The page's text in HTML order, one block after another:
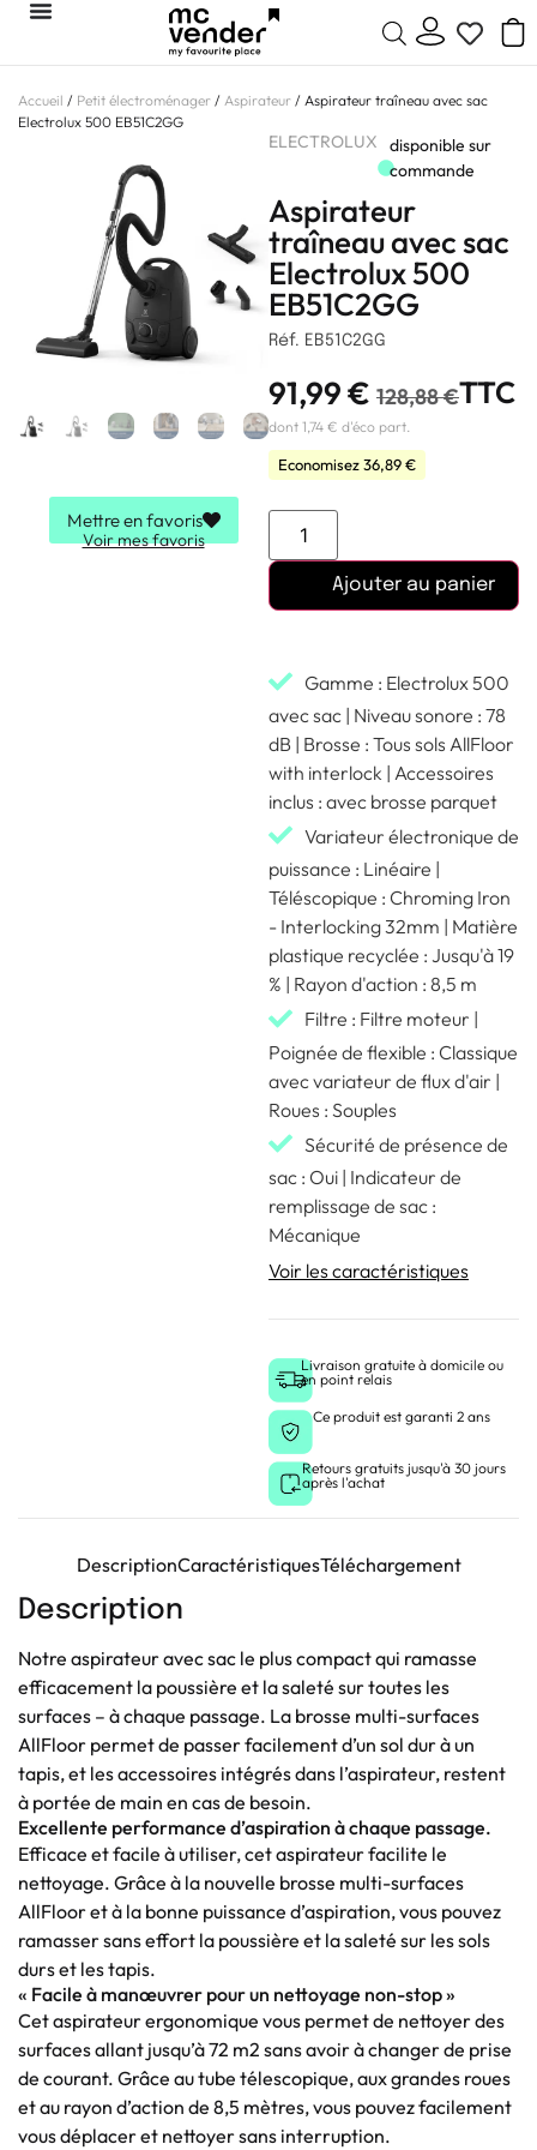
Accueil / Petit électroménager / Aspirateur / Aspirateur traîneau avec sac
Electrolux 500 EB51C2GG
Mettre en favoris
Voir mes favoris
ELECTROLUX
disponible sur
commande
Aspirateur
traîneau avec sac
Electrolux 500
EB51C2GG
Réf. EB51C2GG
91,99€ 128,88€TTC
dont 1,74 € d'éco part.
Economisez36,89€
Ajouter au panier
Gamme : Electrolux 500
avec sac | Niveau sonore : 78
dB | Brosse : Tous sols AllFloor
with interlock | Accessoires
inclus : avec brosse parquet
Variateur électronique de
puissance : Linéaire |
Téléscopique : Chroming Iron
- Interlocking 32mm | Matière
plastique recyclée : Jusqu'à 19
% | Rayon d'action : 8,5 m
Filtre : Filtre moteur |
Poignée de flexible : Classique
avec variateur de flux d'air |
Roues : Souples
Sécurité de présence de
sac : Oui | Indicateur de
remplissage de sac :
Mécanique
Voir les caractéristiques
Livraison gratuite à domicile ou
en point relais
Ce produit est garanti 2 ans
Retours gratuits jusqu'à 30 jours
après l'achat
DescriptionCaractéristiquesTéléchargement
Description
Notre aspirateur avec sac le plus compact qui ramasse
efficacement la poussière et la saleté sur toutes les
surfaces – à chaque passage. La brosse multi-surfaces
AllFloor permet de passer facilement d’un sol dur à un
tapis, et les accessoires intégrés dans l’aspirateur, restent
à portée de main en cas de besoin.
Excellente performance d’aspiration à chaque passage.
Efficace et facile à utiliser, cet aspirateur facilite le
nettoyage. Grâce à la nouvelle brosse multi-surfaces
AllFloor et à la bonne puissance d’aspiration, vous pouvez
ramasser sans effort la poussière et la saleté sur les sols
durs et les tapis.
« Facile à manœuvrer pour un nettoyage non-stop »
Cet aspirateur ergonomique vous permet de nettoyer des
surfaces allant jusqu’à 72 m2 sans avoir à changer de prise
de courant. Grâce au tube télescopique, aux grandes roues
et au rayon d’action de 8,5 mètres, vous pouvez facilement
vous déplacer et nettoyer sans interruption.